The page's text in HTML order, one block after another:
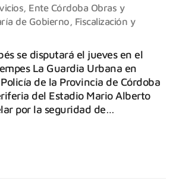
Ente Córdoba Obras y
de Gobierno, Fiscalización y
se disputará el jueves en el
La Guardia Urbana en
de la Provincia de Córdoba
del Estadio Mario Alberto
por la seguridad de…